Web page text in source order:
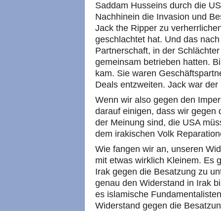
Saddam Husseins durch die
Nachhinein die Invasion und
Jack the Ripper zu
geschlachtet hat. Und das
Partnerschaft, in der
gemeinsam betrieben hatten.
kam. Sie waren
Deals entzweiten. Jack war
Wenn wir also gegen den
darauf einigen, dass wir gegen
der Meinung sind, die USA
dem irakischen Volk
Wie fangen wir an, unseren
mit etwas wirklich Kleinem. Es
Irak gegen die Besatzung zu
genau den Widerstand in Irak
es islamische
Widerstand gegen die